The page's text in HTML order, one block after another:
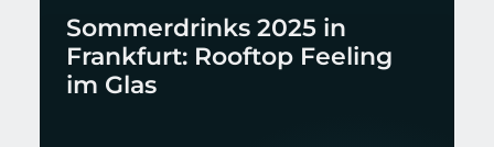
Sommerdrinks 2025 in
Frankfurt: Rooftop Feeling
im Glas